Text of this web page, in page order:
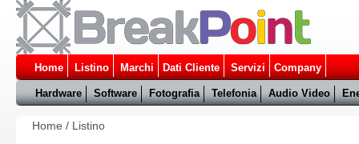
Home Listino Marchi Dati Cliente Servizi Company
Hardware Software Fotografia Telefonia Audio Video
Home / Listino